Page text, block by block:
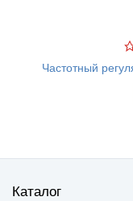
Частотный
Каталог